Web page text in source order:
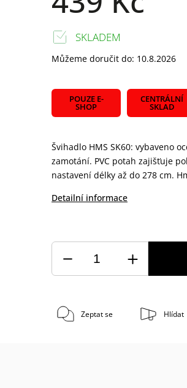
POUZE E-
SHOP
CENTRÁLNÍ
SKLAD
Švihadlo HMS SK60: vybaveno
zamotání. PVC potah zajišťuje
nastavení délky až do 278 cm.
Detailní informace
SKLADEM
Můžeme doručit do: 10.8.2026
Zeptat se Hlídat